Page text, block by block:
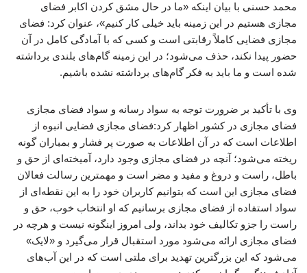
محمد حسنی با بیان اینکه «ما در حال مشق کردن اکابر فضای
مجازی هستیم در این زمینه باید خیلی کار کنیم»، عنوان کرد: فضای
مجازی فضایی کاملاً رقابتی است و کسی که با آمادگی کامل در آن
حضور پیدا نکند، حذف می‌شود؛ در این زمینه گام‌های بلندی برداشته
شده است و ما باید به فکر گام‌های برداشته نشده باشیم.
وی با تأکید بر ضرورت توجه به سواد رسانه و سواد فضای مجازی
فضای مجازی در کشور اظهار کرد:فضای مجازی فضایی انبوه از
اطلاعات است که در آن اطلاعات به صورت پر فشار و بمباران گونه
ریخته می‌شود؛ آنچه در فضای مجازی وجود دارد، آمیخته‌ای از حق و
باطل، راست و دروغ و مفید و مضر است و مهمترین رسالت فعالان
فضای مجازی این است که بتوانیم کاربران خود را به این نقطه‌ای از
سواد استفاده از فضای مجازی برسانیم که او انتخاب خوب، حق و
راست را جزو تکالیف خود بداند، ولی امروز اینگونه نیست و هرچه در
فضای مجازی ارائه می‌شود مورد استقبال قرار می‌گیرد و «لایک»
می‌شود که این بزرگترین تهدید برای ملتی است که در این آب‌های